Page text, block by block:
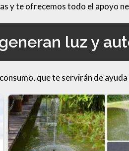
y te ofrecemos todo el apoyo
luz y
que te servirán de